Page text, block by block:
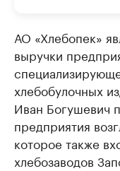
АО «Хлебопек»
выручки
хлебобулочных
Иван Богушевич
предприятия
которое также
хлебозаводов